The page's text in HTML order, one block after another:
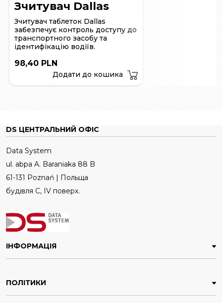
на стандартному комп'ютері.
Зчитувач Dallas
Зчитувач таблеток Dallas
забезпечує контроль доступу до
транспортного засобу та
ідентифікацію водіїв.
98,40 PLN
Додати до кошика
DS ЦЕНТРАЛЬНИЙ ОФІС
Data System
ul. abpa A. Baraniaka 88 B
61-131 Poznań | Польща
будівля C, IV поверх.
ІНФОРМАЦІЯ
ПОЛІТИКИ